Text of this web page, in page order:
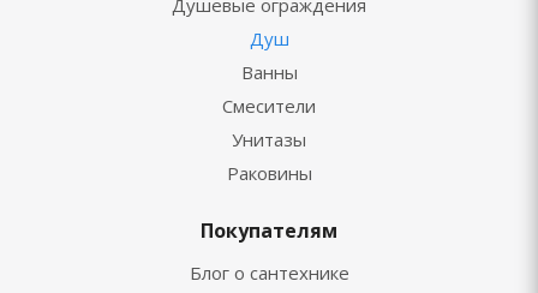
Душевые ограждения
Душ
Ванны
Смесители
Унитазы
Раковины
Покупателям
Блог о сантехнике